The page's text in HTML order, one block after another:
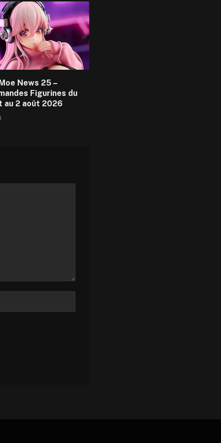
News 25 –
Figurines du
au 2 août 2026